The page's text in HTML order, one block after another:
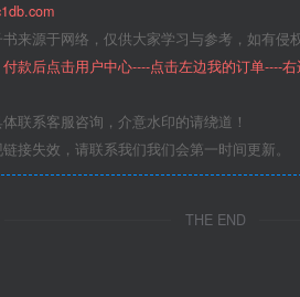
来源于网络，仅供大家学习与参考，如有侵
付款后点击用户中心----点击左边我的订单----
联系客服咨询，介意水印的请绕道！
接失效，请联系我们我们会第一时间更新。
THE END